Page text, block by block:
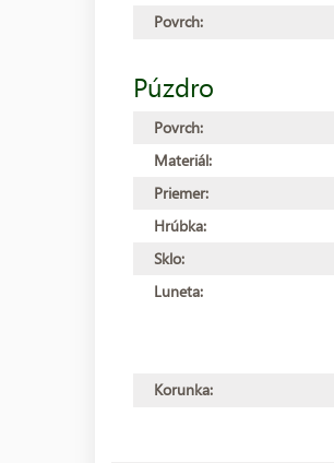
Povrch:
Púzdro
Povrch:
Materiál:
Priemer:
Hrúbka:
Sklo:
Luneta:
Korunka: